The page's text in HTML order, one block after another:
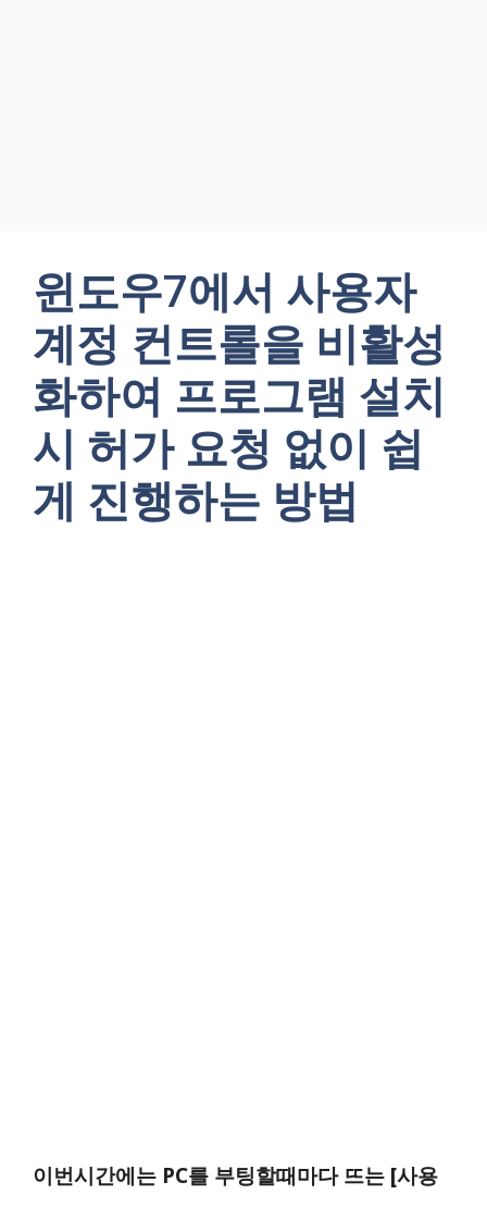
윈도우7에서 사용자
계정 컨트롤을 비활성
화하여 프로그램 설치
시 허가 요청 없이 쉽
게 진행하는 방법
이번시간에는 PC를 부팅할때마다 뜨는 [사용